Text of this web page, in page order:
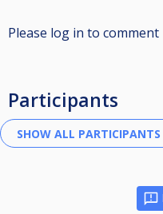
Please log in to comment
Participants